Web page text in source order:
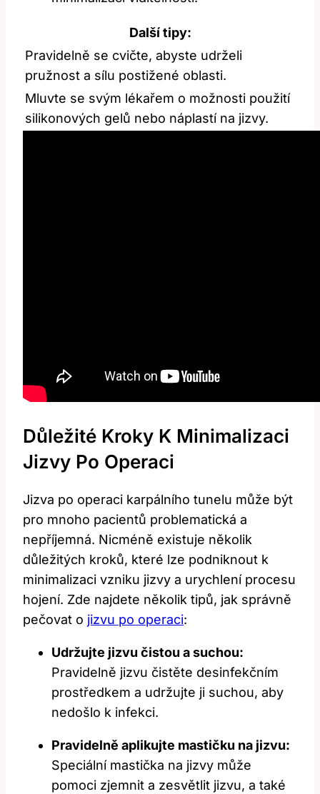
Další tipy:
Pravidelně se cvičte, abyste udrželi
pružnost a sílu postižené oblasti.
Mluvte se svým lékařem o možnosti použití
silikonových gelů nebo náplastí ⁤na jizvy.
Důležité Kroky ⁣k Minimalizaci
Jizvy Po Operaci
Jizva po operaci karpálního tunelu může být
pro​ mnoho pacientů problematická a
nepříjemná.‍ Nicméně existuje několik
důležitých kroků, které lze podniknout k
minimalizaci vzniku jizvy a urychlení procesu
hojení.⁤ Zde najdete několik tipů, jak ⁢správně
pečovat o jizvu po⁤ operaci:
Udržujte jizvu čistou‍ a suchou:
Pravidelně jizvu čistěte desinfekčním
prostředkem a udržujte ji suchou, aby
nedošlo k infekci.
Pravidelně aplikujte⁣ mastičku na jizvu:
Speciální mastička na‌ jizvy může
pomoci⁣ zjemnit ⁢a zesvětlit jizvu,‌ a také